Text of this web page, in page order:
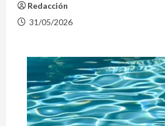
Redacción
31/05/2026